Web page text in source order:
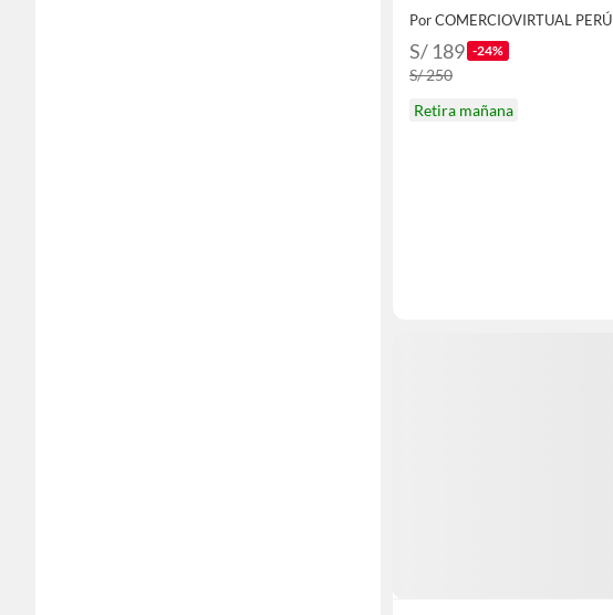
Por COMERCIOVIRTUAL PERÚ
S/ 189 -24%
S/ 250
Retira mañana